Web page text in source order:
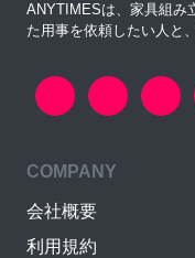
ANYTIMESは、家具組み
た用事を依頼したい人と
COMPANY
会社概要
利用規約